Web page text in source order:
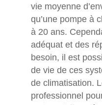
vie moyenne
qu’une pompe à
à 20 ans.
adéquat et des
besoin, il est
de vie de ces
de climatisation.
professionnel